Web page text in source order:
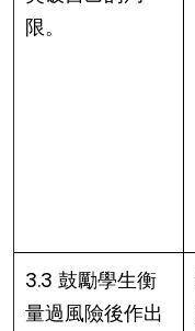
限。
3.3 鼓勵學生衡
量過風險後作出